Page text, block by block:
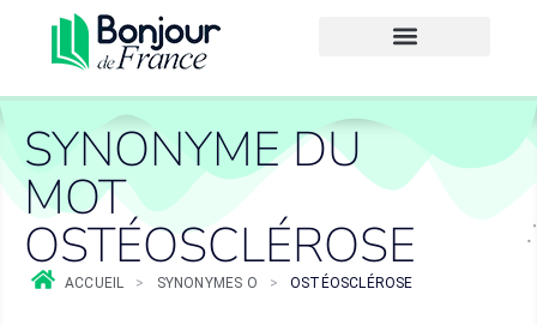
SYNONYME DU
MOT
OSTÉOSCLÉROSE
ACCUEIL > SYNONYMES O > OSTÉOSCLÉROSE